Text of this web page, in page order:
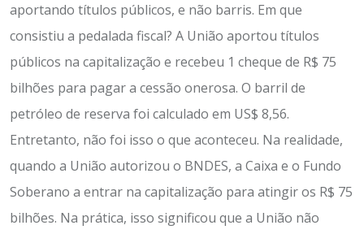
aportando títulos públicos, e não barris. Em que
consistiu a pedalada fiscal? A União aportou títulos
públicos na capitalização e recebeu 1 cheque de R$ 75
bilhões para pagar a cessão onerosa. O barril de
petróleo de reserva foi calculado em US$ 8,56.
Entretanto, não foi isso o que aconteceu. Na realidade,
quando a União autorizou o BNDES, a Caixa e o Fundo
Soberano a entrar na capitalização para atingir os R$ 75
bilhões. Na prática, isso significou que a União não